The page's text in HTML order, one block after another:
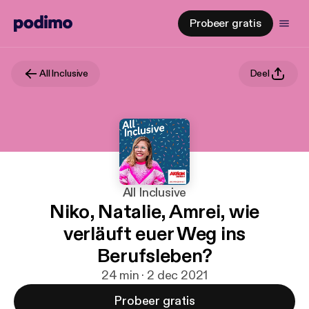
Probeer gratis
All Inclusive Deel
All Inclusive
Niko, Natalie, Amrei, wie
verläuft euer Weg ins
Berufsleben?
24 min · 2 dec 2021
Probeer gratis